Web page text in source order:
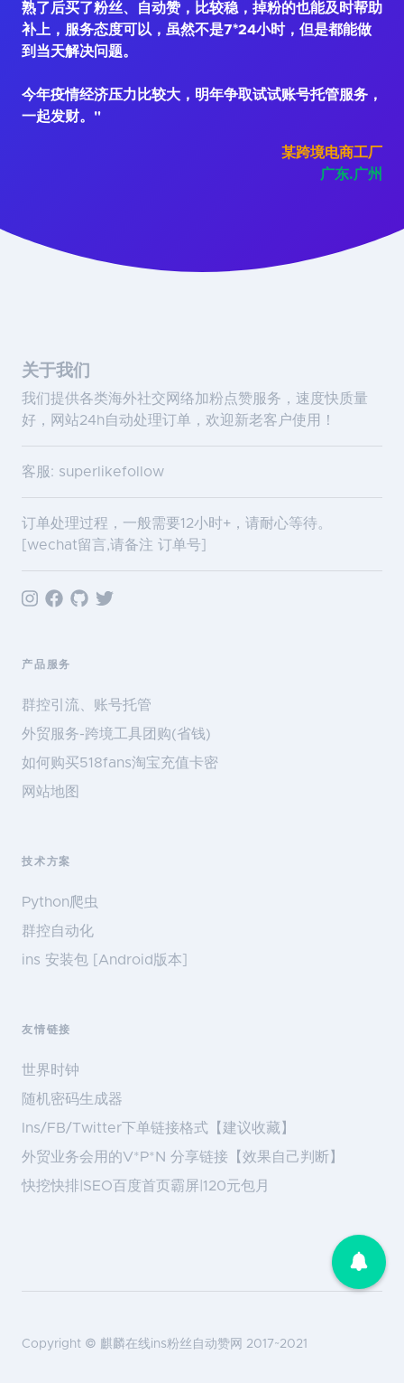
熟了后买了粉丝、自动赞，比较稳，掉粉的也能及时帮助
补上，服务态度可以，虽然不是7*24小时，但是都能做
到当天解决问题。
今年疫情经济压力比较大，明年争取试试账号托管服务，
一起发财。"
某跨境电商工厂
广东.广州
关于我们
我们提供各类海外社交网络加粉点赞服务，速度快质量
好，网站24h自动处理订单，欢迎新老客户使用！
客服: superlikefollow
订单处理过程，一般需要12小时+，请耐心等待。
[wechat留言,请备注 订单号]
产品服务
群控引流、账号托管
外贸服务-跨境工具团购(省钱)
如何购买518fans淘宝充值卡密
网站地图
技术方案
Python爬虫
群控自动化
ins 安装包 [Android版本]
友情链接
世界时钟
随机密码生成器
Ins/FB/Twitter下单链接格式【建议收藏】
外贸业务会用的V*P*N 分享链接【效果自己判断】
快挖快排|SEO百度首页霸屏|120元包月
Copyright © 麒麟在线ins粉丝自动赞网 2017~2021